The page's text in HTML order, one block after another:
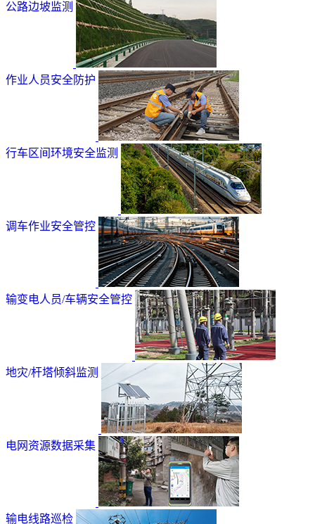
公路边坡监测
作业人员安全防护
行车区间环境安全监测
调车作业安全管控
输变电人员/车辆安全管控
地灾/杆塔倾斜监测
电网资源数据采集
输电线路巡检